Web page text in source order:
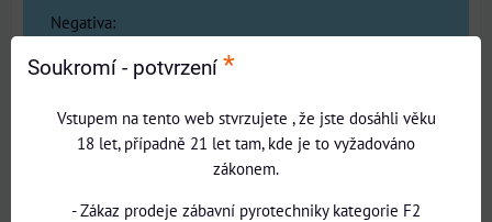
Negativa:
Zadejte prosím recenzi, výhody nebo zápory - alespoň
Soukromí - potvrzení *
Vstupem na tento web stvrzujete , že jste dosáhli věku
18 let, případně 21 let tam, kde je to vyžadováno
zákonem.
- Zákaz prodeje zábavní pyrotechniky kategorie F2